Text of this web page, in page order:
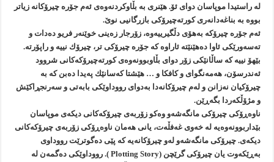
له‌ راستیدا موپاسان دوای ئۆ. هێنری به‌ بڵاوكردنه‌وه‌ی ئه‌م جۆره‌ چیرۆكانه‌ زیاتر
بووه‌ به‌ بناغه‌دانه‌ری كورته‌چیرۆكی بازرگانیی نوێ.
ئه‌م جۆره‌ چیرۆكه‌ به‌هۆی دڵگیرییه‌وه‌، زۆرجار زه‌ینی خوێنه‌ر فریو ده‌دات و
ته‌سه‌ورێكی ئاوا ده‌هێنێته‌ ئاراوه‌ كه‌ جۆره‌ چیرۆكی تر، چیرۆك نییه‌ و راپۆرته‌.
بێهۆ نییه‌ كه‌ ساڵانێكی زۆر دوای بڵاوبوونه‌وه‌ی كورته‌چیرۆكه‌كانی شروود
ئه‌ندرسۆن، هه‌مه‌نگوای و كافكا و … هێشتا كه‌سانێك په‌یدا ده‌بن كه‌ به‌
چیرۆكیان نه‌زانن و له‌م چیرۆكانه‌دا به‌دوای رووداوێكی بابه‌تی و سه‌رنجڕاكێش
و مژۆڵكه‌ردا بگه‌ڕێن.
ناوه‌ڕۆكی چیرۆكی مانگه‌شه‌و وه‌كو زۆربه‌ی چیرۆكه‌كانی دیكه‌ی موپاسان
بێداربوونه‌وه‌یه‌ له‌ خه‌وی غه‌فڵه‌ت، یانی هه‌مان ناوه‌ڕۆكی زۆربه‌ی چیرۆكه‌كانی
دیكه‌ی. چیرۆكی مانگه‌شه‌و له‌و چیرۆكانه‌یه‌ كه‌ پێی ده‌گوترێت رووداوی
به‌ڕێكه‌وت یان چیرۆكی گرێچن (Plotting Story ). رووداوێكی ده‌گمه‌ن له‌